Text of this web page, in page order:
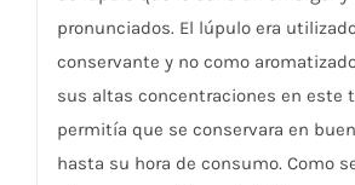
pronunciados. El lúpulo era
conservante y no como
sus altas concentraciones en este
permitía que se conservara en
hasta su hora de consumo. Como